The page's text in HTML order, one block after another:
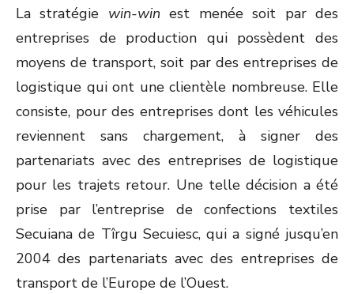
La stratégie win-win est menée soit par des
entreprises de production qui possèdent des
moyens de transport, soit par des entreprises de
logistique qui ont une clientèle nombreuse. Elle
consiste, pour des entreprises dont les véhicules
reviennent sans chargement, à signer des
partenariats avec des entreprises de logistique
pour les trajets retour. Une telle décision a été
prise par l’entreprise de confections textiles
Secuiana de Tîrgu Secuiesc, qui a signé jusqu’en
2004 des partenariats avec des entreprises de
transport de l’Europe de l’Ouest.